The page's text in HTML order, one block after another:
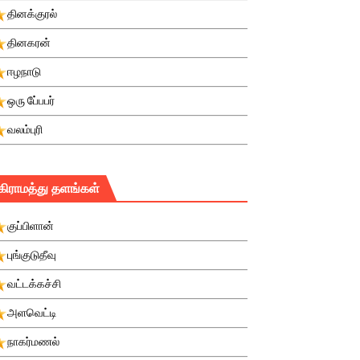
தினக்குரல்
தினகரன்
ஈழநாடு
ஒரு பே்பபர்
வலம்புரி
தளங்கள்
குப்பிளான்
புங்குடுதீவு
வட்டக்கச்சி
அளவெட்டி
நாகர்மணல்